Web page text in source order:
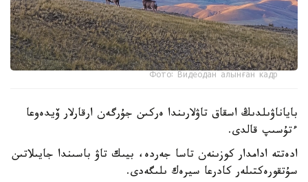
Фото: Видеодан алынған кадр
باياناۋىلدىڭ اسقاق تاۋلارىندا ەركىن جۇرگەن ارقارلار ۆيدەوعا
ءتۇسىپ قالدى.
ادەتتە ادامدار كوزىنەن تاسا جەردە، بيىك تاۋ باسىندا جايىلاتىن
سۇتقورەكتىلەر كادرعا سيرەك ىلىگەدى.